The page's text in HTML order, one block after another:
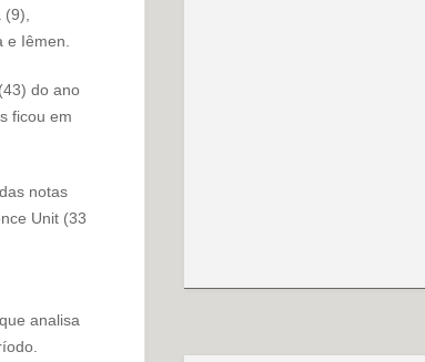
Iêmen.
do ano
ficou em
notas
Unit (33
analisa